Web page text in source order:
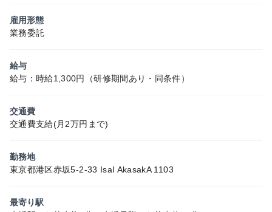
雇用形態
業務委託
給与
給与：時給1,300円（研修期間あり・同条件）
交通費
交通費支給(月2万円まで)
勤務地
東京都港区赤坂5-2-33 IsaI AkasakA 1103
最寄り駅